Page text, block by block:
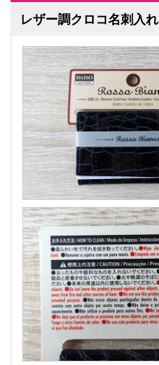
レザー調クロコ名刺入れ